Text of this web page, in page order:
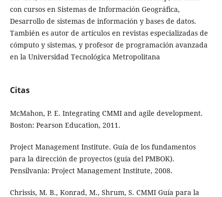
con cursos en Sistemas de Información Geográfica,
Desarrollo de sistemas de información y bases de datos.
También es autor de artículos en revistas especializadas de
cómputo y sistemas, y profesor de programación avanzada
en la Universidad Tecnológica Metropolitana
Citas
McMahon, P. E. Integrating CMMI and agile development.
Boston: Pearson Education, 2011.
Project Management Institute. Guía de los fundamentos
para la dirección de proyectos (guía del PMBOK).
Pensilvania: Project Management Institute, 2008.
Chrissis, M. B., Konrad, M., Shrum, S. CMMI Guía para la